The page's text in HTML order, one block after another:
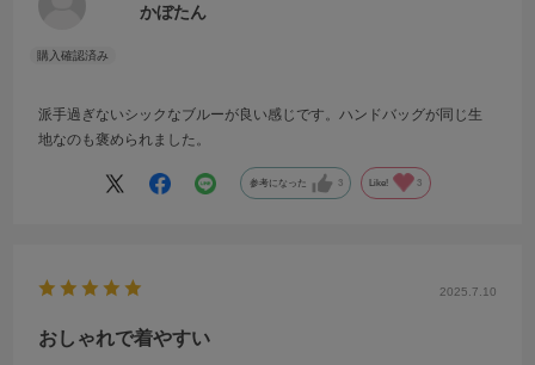
かぼたん
派手過ぎないシックなブルーが良い感じです。ハンドバッグが同じ生
地なのも褒められました。
参考になった 3 Like! 3
2025.7.10
おしゃれで着やすい